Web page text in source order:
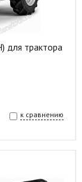
для трактора
к сравнению